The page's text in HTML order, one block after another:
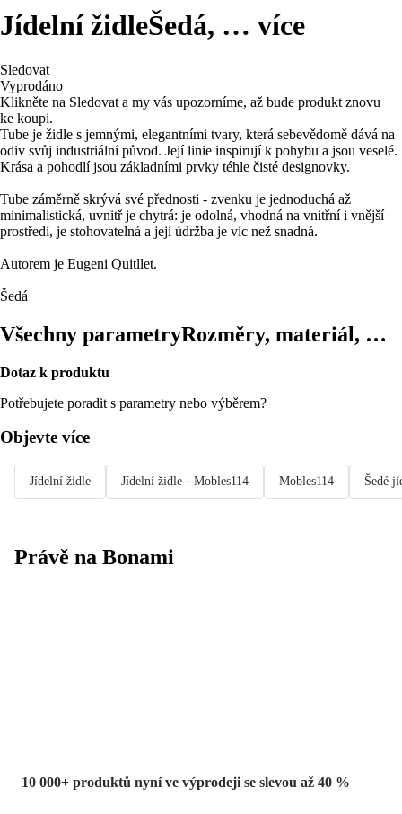
Jídelní židleŠedá, … více
Sledovat
Vyprodáno
Klikněte na Sledovat a my vás upozorníme, až bude produkt znovu
ke koupi.
Tube je židle s jemnými, elegantními tvary, která sebevědomě dává na
odiv svůj industriální původ. Její linie inspirují k pohybu a jsou veselé.
Krása a pohodlí jsou základními prvky téhle čisté designovky.
Tube záměrně skrývá své přednosti - zvenku je jednoduchá až
minimalistická, uvnitř je chytrá: je odolná, vhodná na vnitřní i vnější
prostředí, je stohovatelná a její údržba je víc než snadná.
Autorem je Eugeni Quitllet.
Šedá
Všechny parametryRozměry, materiál, …
Dotaz k produktu
Potřebujete poradit s parametry nebo výběrem?
Objevte více
Jídelní židle Jídelní židle · Mobles114 Mobles114 Šedé
Právě na Bonami
10 000+ produktů nyní ve výprodeji se slevou až 40 %